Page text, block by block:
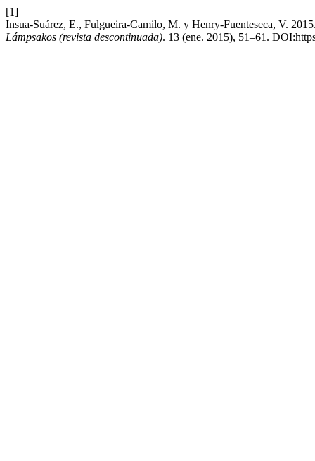
[1]
Insua-Suárez, E., Fulgueira-Camilo, M. y Henry-Fuenteseca, V.
Lámpsakos (revista descontinuada). 13 (ene. 2015), 51–61.